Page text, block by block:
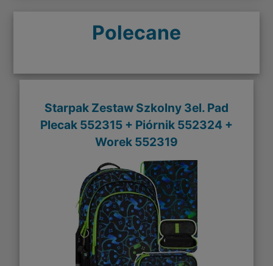
Polecane
Starpak Zestaw Szkolny 3el. Pad
Plecak 552315 + Piórnik 552324 +
Worek 552319